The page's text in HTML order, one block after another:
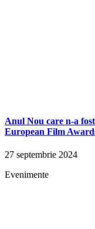
Anul Nou care n-a
European Film
27 septembrie 2024
Evenimente